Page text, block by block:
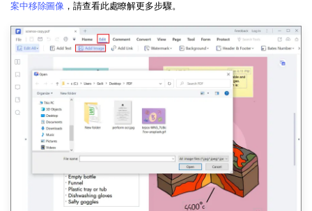
案中移除圖像 ，請查看此處瞭解更多步驟。